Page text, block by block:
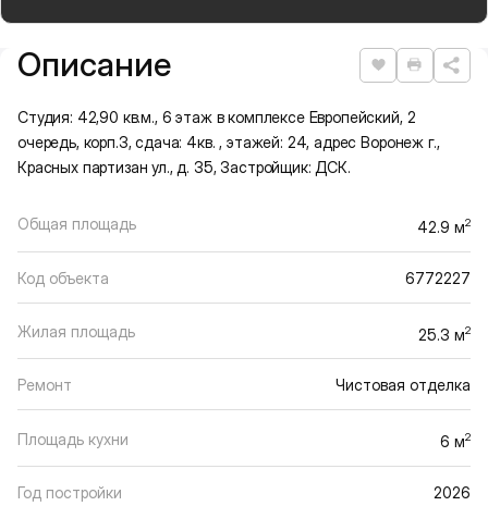
Подробная информация
Описание Нравится
Студия: 42,90 кв.м., 6 этаж в комплексе Европейский, 2
очередь, корп.3, сдача: 4кв. , этажей: 24, адрес Воронеж г.,
Красных партизан ул., д. 35, Застройщик: ДСК.
Общая площадь 42.9 м2
Код объекта 6772227
Жилая площадь 25.3 м2
Ремонт Чистовая отделка
Площадь кухни 6 м2
Год постройки 2026